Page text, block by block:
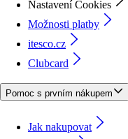
Nastavení Cookies
Možnosti platby
itesco.cz
Clubcard
Pomoc s prvním nákupem
Jak nakupovat